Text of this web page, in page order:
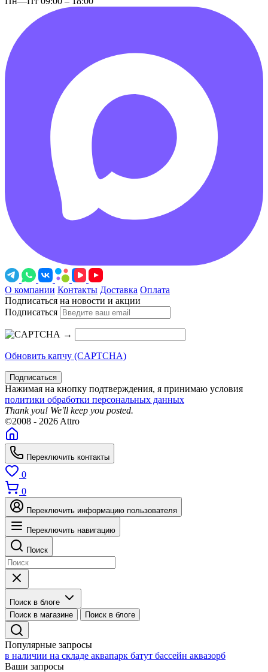
О компании Контакты Доставка Оплата
Подписаться на новости и акции
Подписаться
→
Обновить капчу (CAPTCHA)
Подписаться
Нажимая на кнопку подтверждения, я принимаю условия
политики обработки персональных данных
Thank you! We'll keep you posted.
©2008 - 2026 Attro
Переключить контакты
0
0
Переключить информацию пользователя
Переключить навигацию
Поиск
Поиск в блоге
Поиск в магазине
Поиск в блоге
Популярные запросы
в наличии на складе аквапарк батут бассейн аквазорб
Ваши запросы